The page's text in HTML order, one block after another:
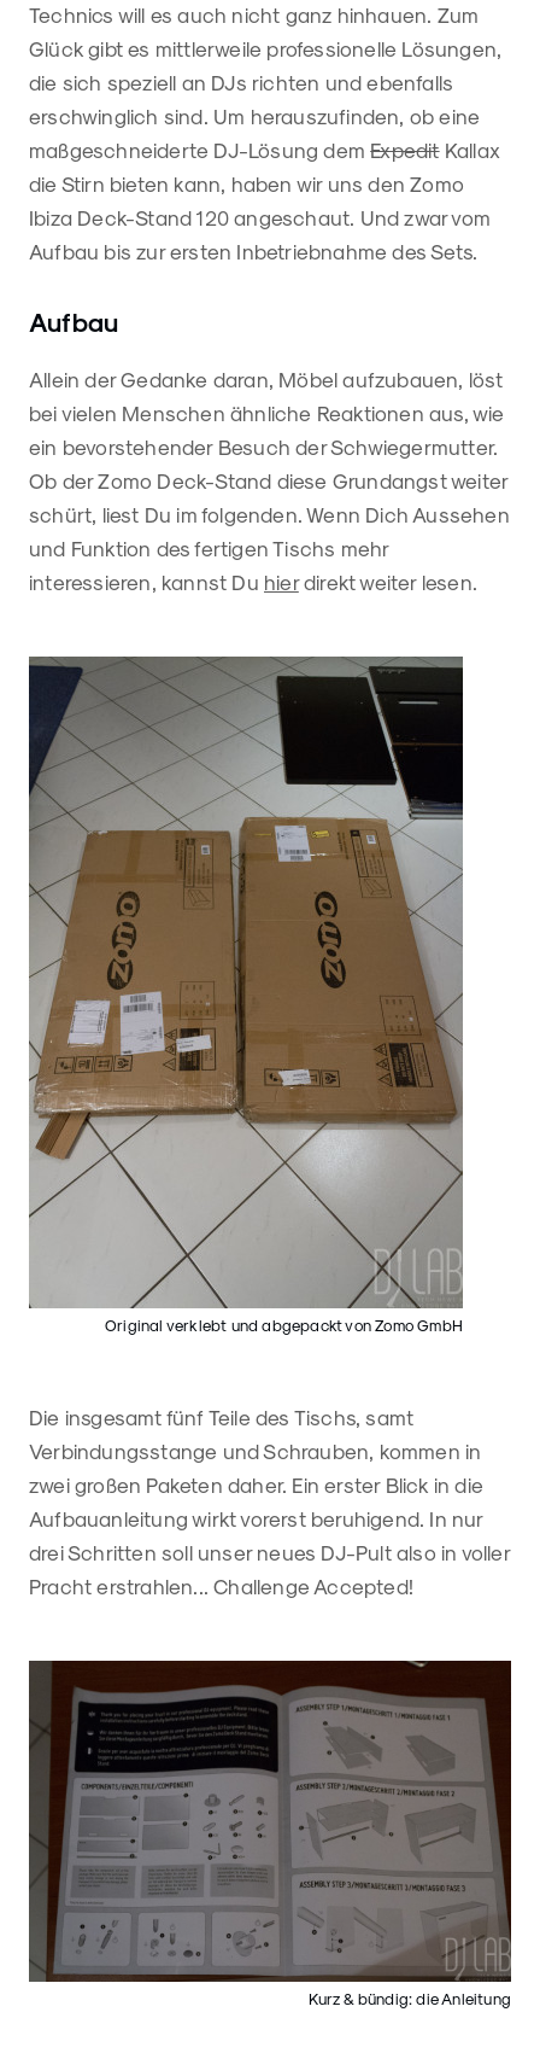
Technics will es auch nicht ganz hinhauen. Zum
Glück gibt es mittlerweile professionelle Lösungen,
die sich speziell an DJs richten und ebenfalls
erschwinglich sind. Um herauszufinden, ob eine
maßgeschneiderte DJ-Lösung demExpeditKallax
die Stirn bieten kann, haben wir uns den Zomo
Ibiza Deck-Stand 120 angeschaut. Und zwar vom
Aufbau bis zur ersten Inbetriebnahme des Sets.
Aufbau
Allein der Gedanke daran, Möbel aufzubauen, löst
bei vielen Menschen ähnliche Reaktionen aus, wie
ein bevorstehender Besuch der Schwiegermutter.
Ob der Zomo Deck-Stand diese Grundangst weiter
schürt, liest Du im folgenden. Wenn Dich Aussehen
und Funktion des fertigen Tischs mehr
interessieren, kannst Du hierdirekt weiter lesen.
Original verklebt und abgepackt von Zomo GmbH
Die insgesamt fünf Teile des Tischs, samt
Verbindungsstange und Schrauben, kommen in
zwei großen Paketen daher. Ein erster Blick in die
Aufbauanleitung wirkt vorerst beruhigend. In nur
drei Schritten soll unser neues DJ-Pult also in voller
Pracht erstrahlen... Challenge Accepted!
Kurz & bündig: die Anleitung